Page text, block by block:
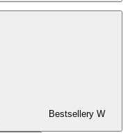
Bestsellery W